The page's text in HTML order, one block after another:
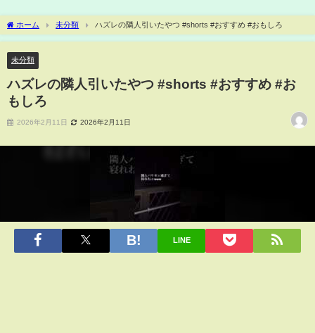
ホーム 未分類 ハズレの隣人引いたやつ #shorts #おすすめ #おもしろ
未分類
ハズレの隣人引いたやつ #shorts #おすすめ #お
もしろ
2026年2月11日 2026年2月11日
LINE